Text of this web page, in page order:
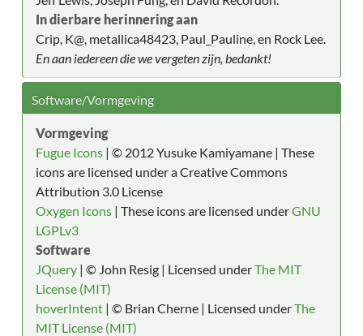
In dierbare herinnering aan
Crip, K@, metallica48423, Paul_Pauline, en Rock Lee.
En aan iedereen die we vergeten zijn, bedankt!
Software/Vormgeving
Vormgeving
Fugue Icons | © 2012 Yusuke Kamiyamane | These
icons are licensed under a Creative Commons
Attribution 3.0 License
Oxygen Icons | These icons are licensed underGNU
LGPLv3
Software
JQuery | © John Resig | Licensed underThe MIT
License (MIT)
hoverIntent | © Brian Cherne | Licensed underThe
MIT License (MIT)